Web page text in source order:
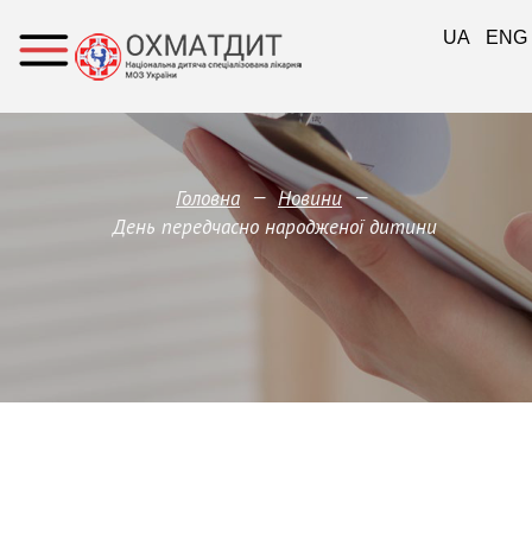
Головна — Новини —
День передчасно народженої дитини
UA ENG